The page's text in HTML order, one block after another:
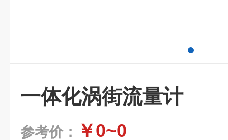
一体化涡街流量计
参考价： ￥0~0